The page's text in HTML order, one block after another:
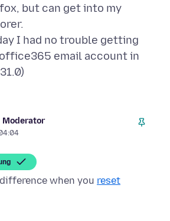
but can get into my
I had no trouble getting
email account in
Moderator
when you reset